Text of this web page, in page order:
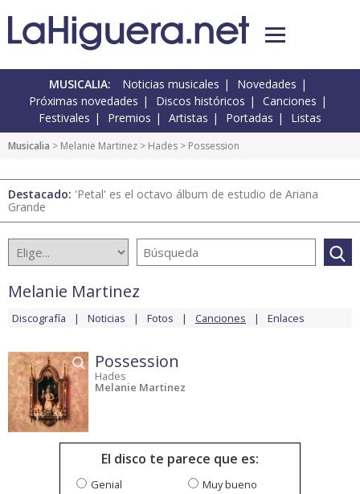
MUSICALIA: Noticias musicales
Novedades
Próximas novedades
Discos históricos
Canciones
Festivales
Premios Artistas Portadas Listas
Musicalia > Melanie Martinez > Hades > Possession
Destacado: 'Petal' es el octavo álbum de estudio de Ariana
Grande
Melanie Martinez
Discografía Noticias Fotos Canciones Enlaces
Possession
Hades
Melanie Martinez
El disco te parece que es:
Genial
Muy bueno